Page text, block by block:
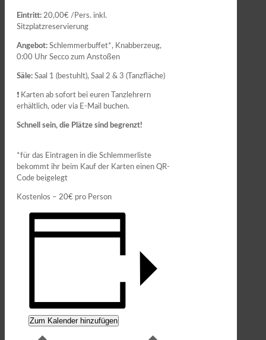
Eintritt: 20,00€ /Pers. inkl.
Sitzplatzreservierung
Angebot: Schlemmerbuffet*, Knabberzeug,
0:00 Uhr Secco zum Anstoßen
Säle: Saal 1 (bestuhlt), Saal 2 & 3 (Tanzfläche)
❗️ Karten ab sofort bei euren Tanzlehrern
erhältlich, oder via E-Mail buchen.
Schnell sein, die Plätze sind begrenzt!
*für das Eintragen in die Schlemmerliste
bekommt ihr beim Kauf der Karten einen QR-
Code beigelegt
Kostenlos – 20€ pro Person
Zum Kalender hinzufügen